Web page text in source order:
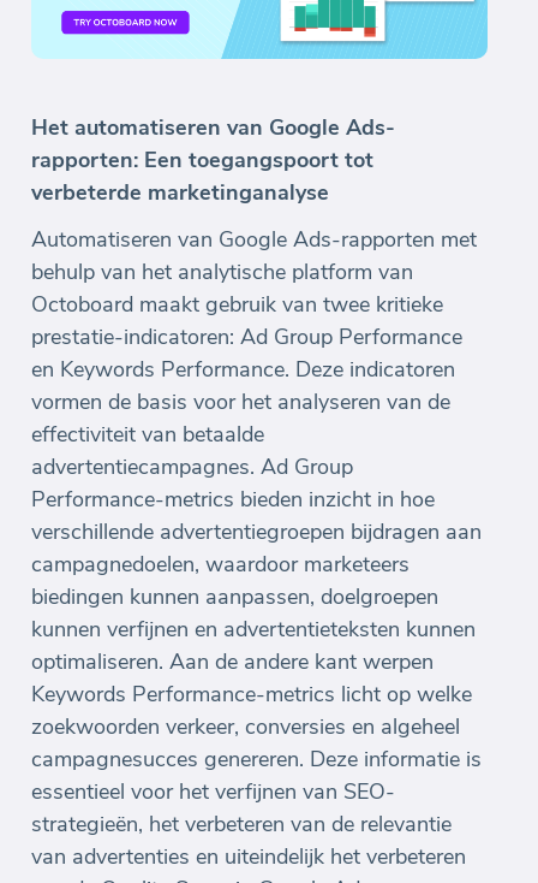
Het automatiseren van Google Ads-
rapporten: Een toegangspoort tot
verbeterde marketinganalyse
Automatiseren van Google Ads-rapporten met
behulp van het analytische platform van
Octoboard maakt gebruik van twee kritieke
prestatie-indicatoren: Ad Group Performance
en Keywords Performance. Deze indicatoren
vormen de basis voor het analyseren van de
effectiviteit van betaalde
advertentiecampagnes. Ad Group
Performance-metrics bieden inzicht in hoe
verschillende advertentiegroepen bijdragen aan
campagnedoelen, waardoor marketeers
biedingen kunnen aanpassen, doelgroepen
kunnen verfijnen en advertentieteksten kunnen
optimaliseren. Aan de andere kant werpen
Keywords Performance-metrics licht op welke
zoekwoorden verkeer, conversies en algeheel
campagnesucces genereren. Deze informatie is
essentieel voor het verfijnen van SEO-
strategieën, het verbeteren van de relevantie
van advertenties en uiteindelijk het verbeteren